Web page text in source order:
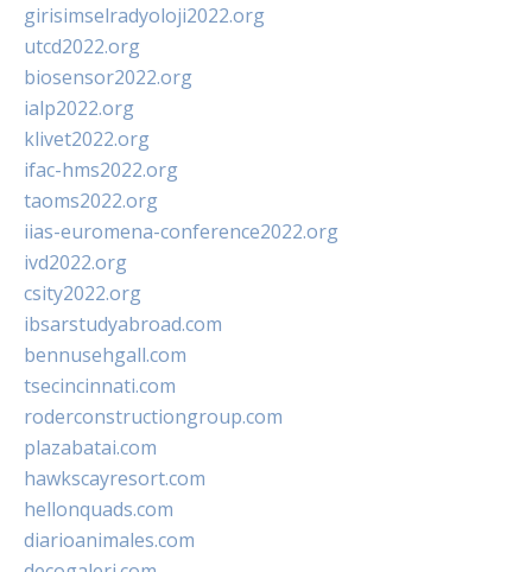
girisimselradyoloji2022.org
utcd2022.org
biosensor2022.org
ialp2022.org
klivet2022.org
ifac-hms2022.org
taoms2022.org
iias-euromena-conference2022.org
ivd2022.org
csity2022.org
ibsarstudyabroad.com
bennusehgall.com
tsecincinnati.com
roderconstructiongroup.com
plazabatai.com
hawkscayresort.com
hellonquads.com
diarioanimales.com